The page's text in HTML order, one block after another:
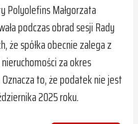
Polyolefins Małgorzata
podczas obrad sesji Rady
że spółka obecnie zalega z
za okres
to, że podatek nie jest
2025 roku.